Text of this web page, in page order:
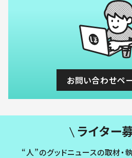
お問い合わせペ
ライター
“人”のグッドニュースの取材・